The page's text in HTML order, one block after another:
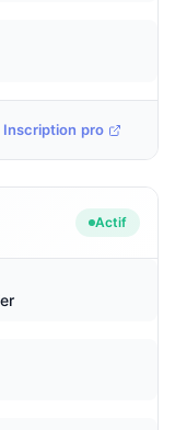
Inscription pro
Actif